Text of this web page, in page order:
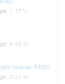
1.37 %
0.56 %
Syariah (USD)
0.23 %